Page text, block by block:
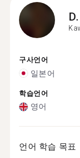
D.
구사언어
일본어
학습언어
영어
언어 학습 목표